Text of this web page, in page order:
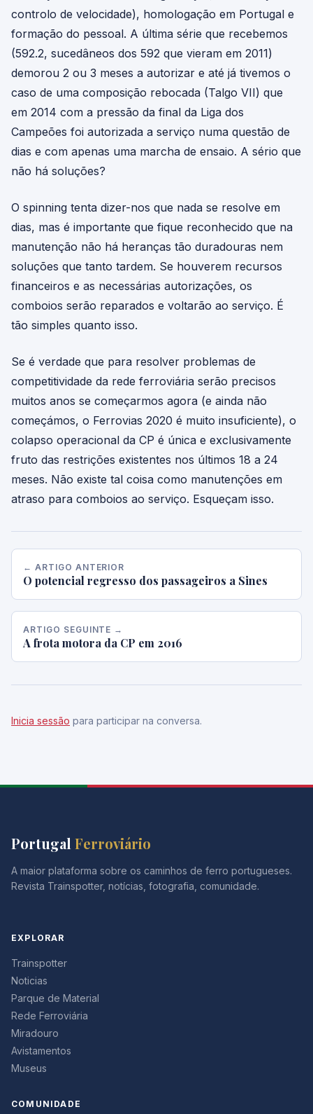
controlo de velocidade), homologação em Portugal e
formação do pessoal. A última série que recebemos
(592.2, sucedâneos dos 592 que vieram em 2011)
demorou 2 ou 3 meses a autorizar e até já tivemos o
caso de uma composição rebocada (Talgo VII) que
em 2014 com a pressão da final da Liga dos
Campeões foi autorizada a serviço numa questão de
dias e com apenas uma marcha de ensaio. A sério que
não há soluções?
O spinning tenta dizer-nos que nada se resolve em
dias, mas é importante que fique reconhecido que na
manutenção não há heranças tão duradouras nem
soluções que tanto tardem. Se houverem recursos
financeiros e as necessárias autorizações, os
comboios serão reparados e voltarão ao serviço. É
tão simples quanto isso.
Se é verdade que para resolver problemas de
competitividade da rede ferroviária serão precisos
muitos anos se começarmos agora (e ainda não
começámos, o Ferrovias 2020 é muito insuficiente), o
colapso operacional da CP é única e exclusivamente
fruto das restrições existentes nos últimos 18 a 24
meses. Não existe tal coisa como manutenções em
atraso para comboios ao serviço. Esqueçam isso.
← ARTIGO ANTERIOR
O potencial regresso dos passageiros a Sines
ARTIGO SEGUINTE →
A frota motora da CP em 2016
Inicia sessão para participar na conversa.
Portugal Ferroviário
A maior plataforma sobre os caminhos de ferro portugueses.
Revista Trainspotter, notícias, fotografia, comunidade.
EXPLORAR
Trainspotter
Noticias
Parque de Material
Rede Ferroviária
Miradouro
Avistamentos
Museus
COMUNIDADE